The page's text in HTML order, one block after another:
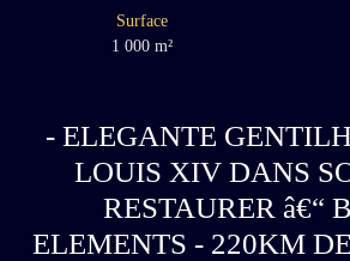
Surface
1 000 m²
- ELEGANTE
LOUIS XIV DANS
RESTAURER â€“
ELEMENTS - 220KM